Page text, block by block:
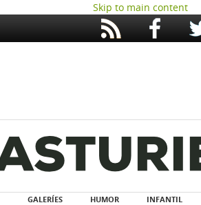
Skip to main content
GALERÍES HUMOR INFANTIL